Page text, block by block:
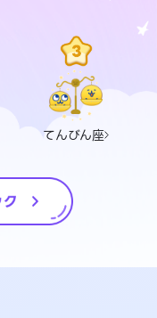
てんびん座